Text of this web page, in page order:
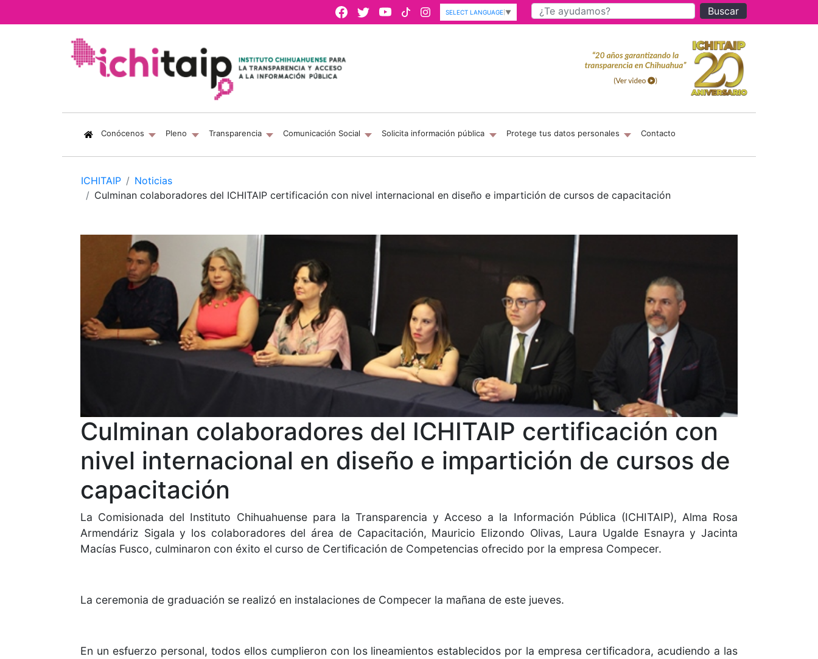
Buscar
SELECT LANGUAGE ▼
Conócenos (current)
Pleno Transparencia Comunicación Social Solicita información pública Protege tus datos personales Contacto
ICHITAIP
Noticias
Culminan colaboradores del ICHITAIP certificación con nivel internacional en diseño e impartición de cursos de capacitación
Culminan colaboradores del ICHITAIP certificación con
nivel internacional en diseño e impartición de cursos de
capacitación
La Comisionada del Instituto Chihuahuense para la Transparencia y Acceso a la Información Pública (ICHITAIP), Alma Rosa
Armendáriz Sigala y los colaboradores del área de Capacitación, Mauricio Elizondo Olivas, Laura Ugalde Esnayra y Jacinta
Macías Fusco, culminaron con éxito el curso de Certificación de Competencias ofrecido por la empresa Compecer.
La ceremonia de graduación se realizó en instalaciones de Compecer la mañana de este jueves.
En un esfuerzo personal, todos ellos cumplieron con los lineamientos establecidos por la empresa certificadora, acudiendo a las